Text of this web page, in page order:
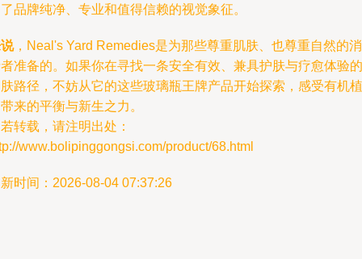
品牌纯净、专业和值得信赖的视觉象征。
，Neal's Yard Remedies是为那些尊重肌肤、也尊重自然的消
准备的。如果你在寻找一条安全有效、兼具护肤与疗愈体验的
路径，不妨从它的这些玻璃瓶王牌产品开始探索，感受有机植
来的平衡与新生之力。
转载，请注明出处：
www.bolipinggongsi.com/product/68.html
时间：2026-08-04 07:37:26